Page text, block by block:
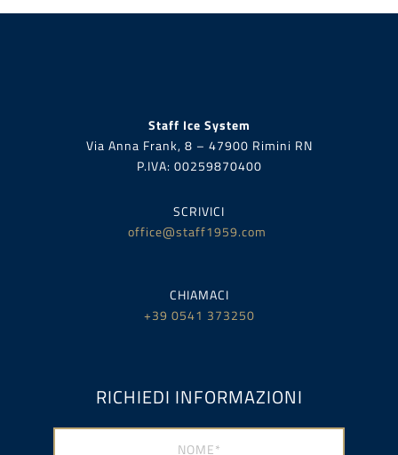
Staff Ice System
Via Anna Frank, 8 – 47900 Rimini RN
P.IVA: 00259870400
SCRIVICI
office@staff1959.com
CHIAMACI
+39 0541 373250
RICHIEDI INFORMAZIONI